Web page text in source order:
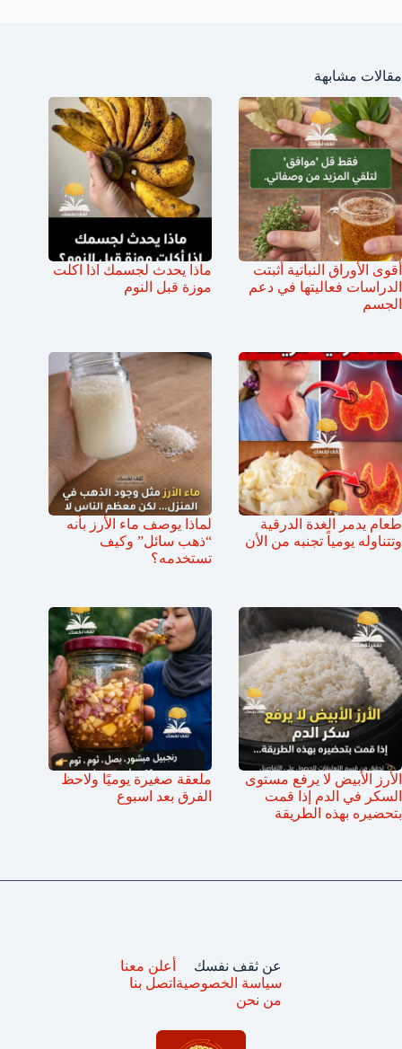
مقالات مشابهة
أقوى الأوراق النباتية أثبتت
الدراسات فعاليتها في دعم
الجسم
ماذا يحدث لجسمك اذا اكلت
موزة قبل النوم
طعام يدمر الغدة الدرقية
وتتناوله يومياً تجنبه من الأن
لماذا يوصف ماء الأرز بأنه
“ذهب سائل” وكيف
تستخدمه؟
الأرز الأبيض لا يرفع مستوى
السكر في الدم إذا قمت
بتحضيره بهذه الطريقة
ملعقة صغيرة يوميًا ولاحظ
الفرق بعد اسبوع
عن ثقف نفسك
سياسة الخصوصية
من نحن
أعلن معنا
اتصل بنا